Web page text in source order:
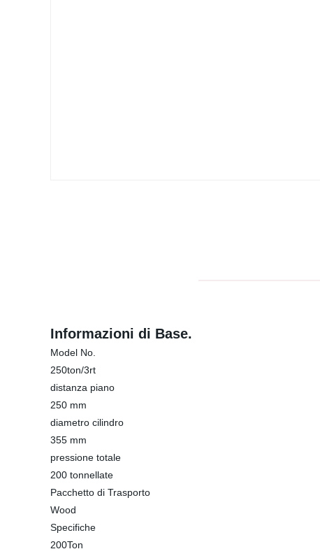
Informazioni di Base.
Model No.
250ton/3rt
distanza piano
250 mm
diametro cilindro
355 mm
pressione totale
200 tonnellate
Pacchetto di Trasporto
Wood
Specifiche
200Ton